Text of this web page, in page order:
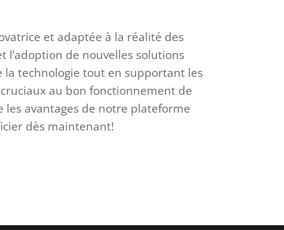
et adaptée à la réalité des
l’adoption de nouvelles solutions
technologie tout en supportant les
au bon fonctionnement de
les avantages de notre plateforme
dès maintenant!